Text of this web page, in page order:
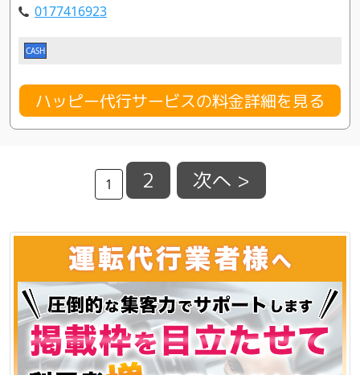
0177416923
CASH
ハッピー代行サービスの料金詳細を見る
1 2 次へ >